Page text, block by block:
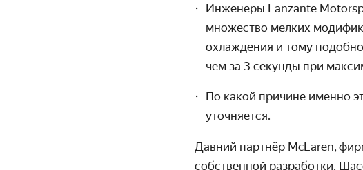
Инженеры Lanzante
множество мелких
охлаждения и тому
чем за 3 секунды при
По какой причине именно
уточняется.
Давний партнёр McLaren,
собственной разработки.